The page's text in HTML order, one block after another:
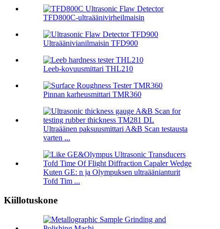
TFD800C-ultraäänivirheilmaisin
Ultraäänivianilmaisin TFD900
Leeb-kovuusmittari THL210
Pinnan karheusmittari TMR360
Ultraäänen paksuusmittari A&B Scan testausta
varten ...
Kuten GE: n ja Olympuksen ultraäänianturit
Tofd Tim ...
Kiillotuskone